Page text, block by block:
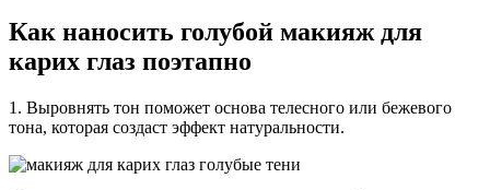
Как наносить голубой макияж для
карих глаз поэтапно
1. Выровнять тон поможет основа телесного или бежевого
тона, которая создаст эффект натуральности.